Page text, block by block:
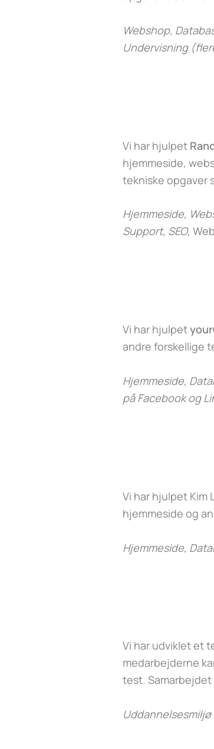
Webshop,
Undervisning
Vi har hjulpet
hjemmeside,
tekniske opgaver
Hjemmeside,
Support, SEO,
Vi har hjulpet
andre forskellige
Hjemmeside,
på Facebook og
Vi har hjulpet Kim
hjemmeside og
Hjemmeside,
Vi har udviklet et
medarbejderne
test. Samarbejdet